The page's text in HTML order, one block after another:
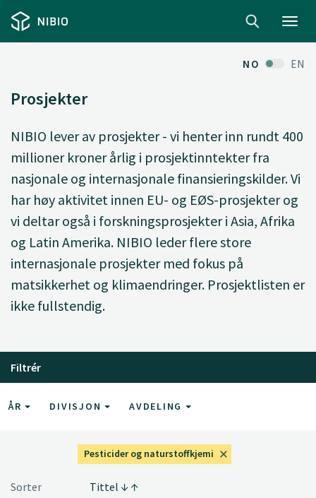
NO EN
Prosjekter
NIBIO lever av prosjekter - vi henter inn rundt 400
millioner kroner årlig i prosjektinntekter fra
nasjonale og internasjonale finansieringskilder. Vi
har høy aktivitet innen EU- og EØS-prosjekter og
vi deltar også i forskningsprosjekter i Asia, Afrika
og Latin Amerika. NIBIO leder flere store
internasjonale prosjekter med fokus på
matsikkerhet og klimaendringer. Prosjektlisten er
ikke fullstendig.
Filtrér
ÅR DIVISJON AVDELING
Pesticider og naturstoffkjemi
Sorter
Tittel